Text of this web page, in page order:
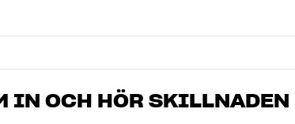
IN OCH HÖR SKILLNADEN